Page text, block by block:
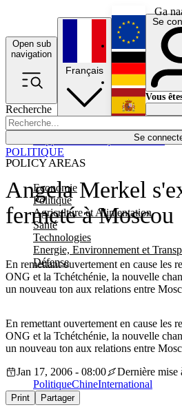
Ga
Open sub
navigation
Recherche
Se
POLICY AREAS
Economie
Politique
Agriculture et Alimentation
Santé
Technologies
Energie, Environnement et
Défense
Économie
Français
English
Deutsch
Español
Se
Vous
Angela Merkel
fermeté à Moscou
En remettant ouvertement en cause les
ONG et la Tchétchénie, la nouvelle
un nouveau ton aux relations entre
POLITIQUE
En remettant ouvertement en cause les
ONG et la Tchétchénie, la nouvelle
un nouveau ton aux relations entre
Jan 17, 2006 - 08:00
Dernière mise
PolitiqueChineInternational
Print Partager